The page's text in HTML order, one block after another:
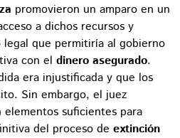
promovieron un amparo en un
a dichos recursos y
que permitiría al gobierno
con el dinero asegurado.
era injustificada y que los
Sin embargo, el juez
suficientes para
del proceso de extinción